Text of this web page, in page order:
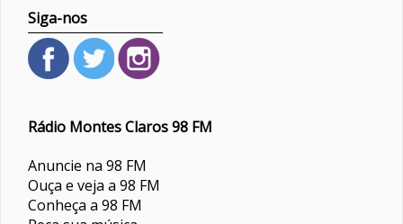
Siga-nos
Rádio Montes Claros 98 FM
Anuncie na 98 FM
Ouça e veja a 98 FM
Conheça a 98 FM